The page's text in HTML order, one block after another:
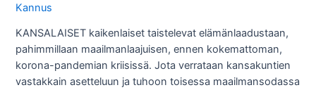
Kannus
KANSALAISET kaikenlaiset taistelevat elämänlaadustaan,
pahimmillaan maailmanlaajuisen, ennen kokemattoman,
korona-pandemian kriisissä. Jota verrataan kansakuntien
vastakkain asetteluun ja tuhoon toisessa maailmansodassa